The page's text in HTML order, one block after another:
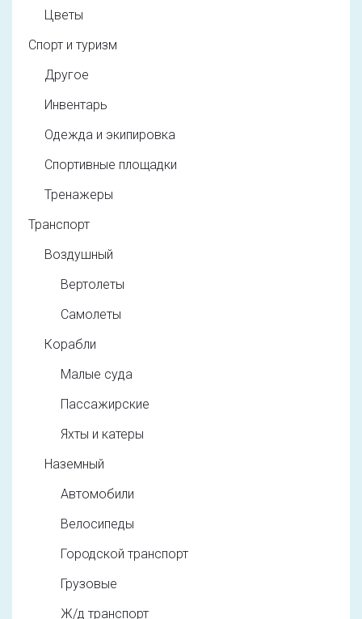
Цветы
Спорт и туризм
Другое
Инвентарь
Одежда и экипировка
Спортивные площадки
Тренажеры
Транспорт
Воздушный
Вертолеты
Самолеты
Корабли
Малые суда
Пассажирские
Яхты и катеры
Наземный
Автомобили
Велосипеды
Городской транспорт
Грузовые
Ж/д транспорт